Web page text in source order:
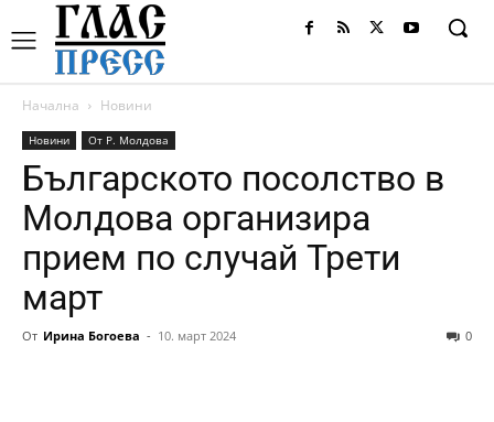
Начална Новини
Новини От Р. Молдова
Българското посолство в
Молдова организира
прием по случай Трети
март
От Ирина Богоева - 10. март 2024 0